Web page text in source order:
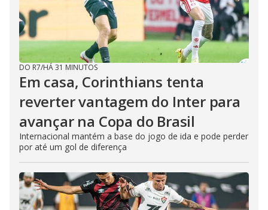
DO R7/HÁ 31 MINUTOS
Em casa, Corinthians tenta
reverter vantagem do Inter para
avançar na Copa do Brasil
Internacional mantém a base do jogo de ida e pode perder
por até um gol de diferença